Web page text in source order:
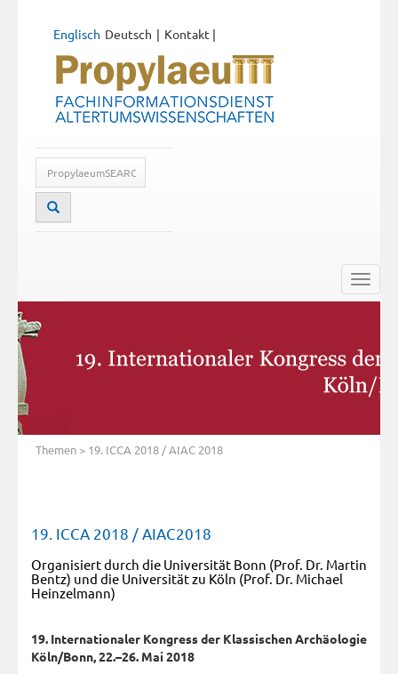
Deutsch
Englisch Kontakt |
Toggle
Themen > 19. ICCA 2018 / AIAC 2018
19. ICCA 2018 / AIAC2018
Organisiert durch die Universität Bonn (Prof. Dr. Martin
Bentz) und die Universität zu Köln (Prof. Dr. Michael
Heinzelmann)
19. Internationaler Kongress der Klassischen Archäologie
Köln/Bonn, 22.–26. Mai 2018